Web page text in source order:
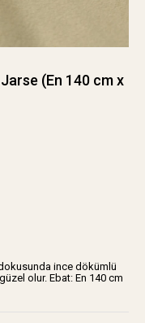
(En 140 cm x
ince dökümlü
olur. Ebat: En 140 cm